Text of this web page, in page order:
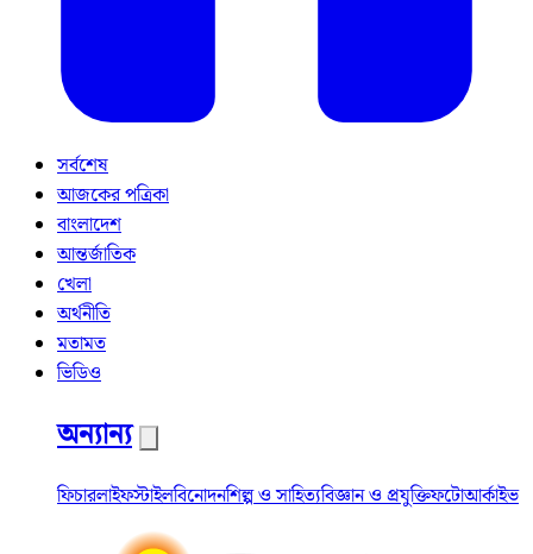
সর্বশেষ
আজকের পত্রিকা
বাংলাদেশ
আন্তর্জাতিক
খেলা
অর্থনীতি
মতামত
ভিডিও
অন্যান্য
ফিচারলাইফস্টাইলবিনোদনশিল্প ও সাহিত্যবিজ্ঞান ও প্রযুক্তিফটোআর্কাইভ